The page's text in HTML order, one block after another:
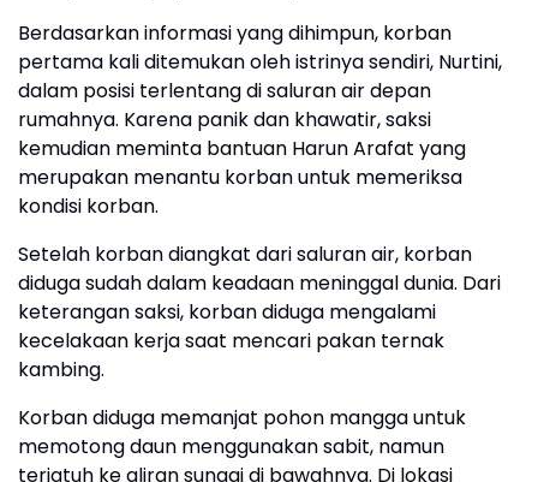
Berdasarkan informasi yang dihimpun, korban
pertama kali ditemukan oleh istrinya sendiri, Nurtini,
dalam posisi terlentang di saluran air depan
rumahnya. Karena panik dan khawatir, saksi
kemudian meminta bantuan Harun Arafat yang
merupakan menantu korban untuk memeriksa
kondisi korban.
Setelah korban diangkat dari saluran air, korban
diduga sudah dalam keadaan meninggal dunia. Dari
keterangan saksi, korban diduga mengalami
kecelakaan kerja saat mencari pakan ternak
kambing.
Korban diduga memanjat pohon mangga untuk
memotong daun menggunakan sabit, namun
terjatuh ke aliran sungai di bawahnya. Di lokasi